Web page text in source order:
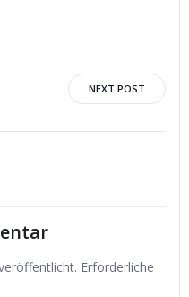
NEXT POST
Erforderliche